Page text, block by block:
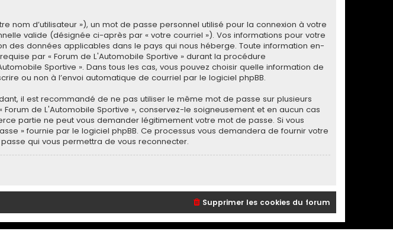
d’utilisateur »), un mot de passe personnel utilisé pour la connexion à votre
valide (désignée ci-après par « votre courriel »). Vos informations pour votre
des données applicables dans le pays qui nous héberge. Toute information en-
par « Forum de L'Automobile Sportive » durant la procédure
Sportive ». Dans tous les cas, vous pouvez choisir quelle information de
ou non à l’envoi automatique de courriel par le logiciel phpBB.
il est recommandé de ne pas utiliser le même mot de passe sur plusieurs
de L'Automobile Sportive », conservez-le soigneusement et en aucun cas
partie ne peut vous demander légitimement votre mot de passe. Si vous
» fournie par le logiciel phpBB. Ce processus vous demandera de fournir votre
qui vous permettra de vous reconnecter.
Supprimer les cookies du forum